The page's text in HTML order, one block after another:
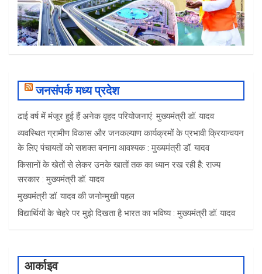
जनसंपर्क मध्य प्रदेश
ढाई वर्ष में मंजूर हुई हैं अनेक वृहद परियोजनाएं: मुख्यमंत्री डॉ. यादव
व्यवस्थित ग्रामीण विकास और जनकल्याण कार्यक्रमों के प्रभावी क्रियान्वयन
के लिए पंचायतों को सशक्त बनाना आवश्यक : मुख्यमंत्री डॉ. यादव
किसानों के खेतों से लेकर उनके खातों तक का ध्यान रख रही है: राज्य
सरकार : मुख्यमंत्री डॉ. यादव
मुख्यमंत्री डॉ. यादव की जनोन्मुखी पहल
विद्यार्थियों के चेहरे पर मुझे दिखता है भारत का भविष्य : मुख्यमंत्री डॉ. यादव
आर्काइव